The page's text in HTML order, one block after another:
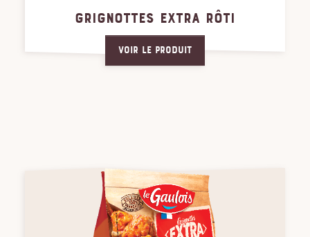
GRIGNOTTES EXTRA RÔTI
Voir le produit